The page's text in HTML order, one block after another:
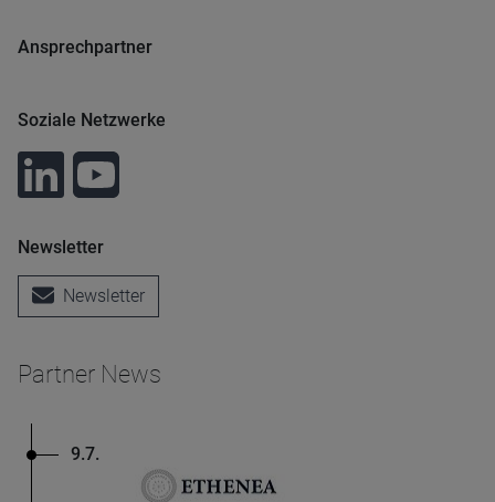
Ansprechpartner
Soziale Netzwerke
Newsletter
Newsletter
Partner News
9.7.